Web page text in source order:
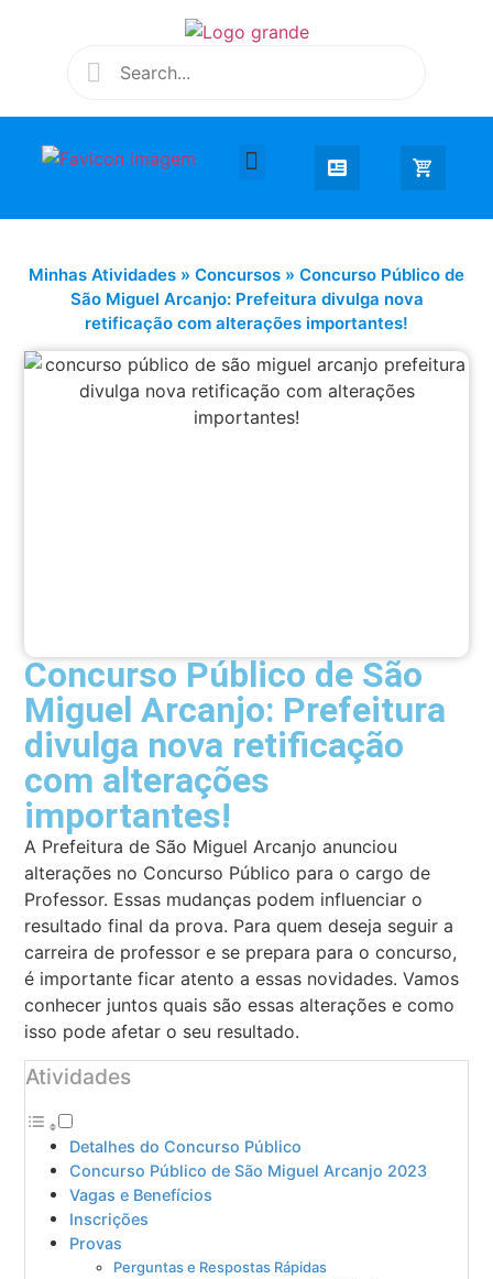
Minhas Atividades » Concursos » Concurso Público de
São Miguel Arcanjo: Prefeitura divulga nova
retificação com alterações importantes!
Concurso Público de São
Miguel Arcanjo: Prefeitura
divulga nova retificação
com alterações
importantes!
A Prefeitura de São Miguel Arcanjo anunciou
alterações no Concurso Público para o cargo de
Professor. Essas mudanças podem influenciar o
resultado final da prova. Para quem deseja seguir a
carreira de professor e se prepara para o concurso,
é importante ficar atento a essas novidades. Vamos
conhecer juntos quais são essas alterações e como
isso pode afetar o seu resultado.
Atividades
Detalhes do Concurso Público
Concurso Público de São Miguel Arcanjo 2023
Vagas e Benefícios
Inscrições
Provas
Perguntas e Respostas Rápidas